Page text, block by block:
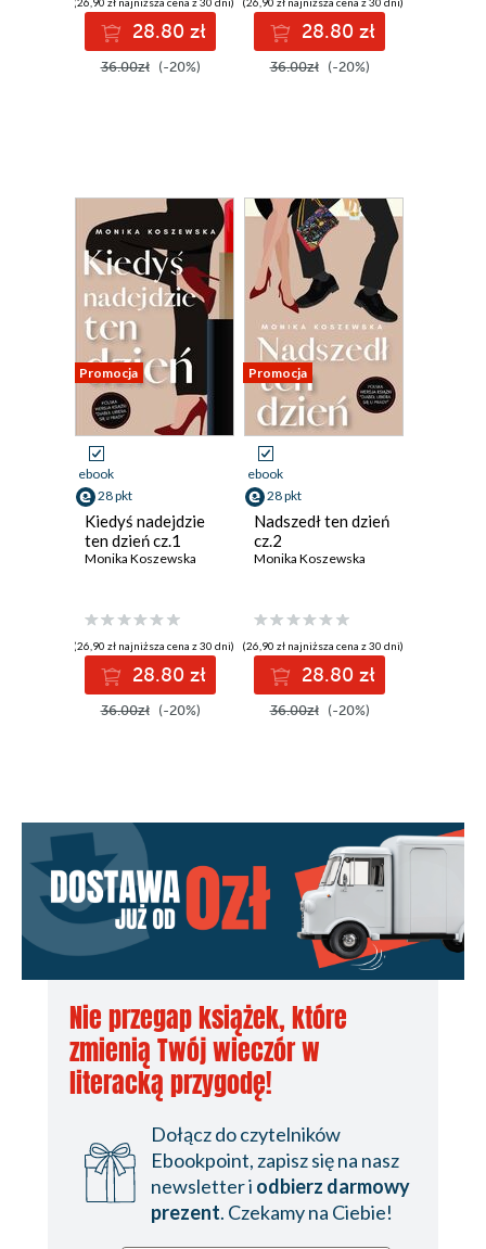
(26,90 zł najniższa cena z 30 dni)
28.80 zł
36.00zł (-20%)
(26,90 zł najniższa cena z 30 dni)
28.80 zł
36.00zł (-20%)
Promocja
ebook
28 pkt
Kiedyś nadejdzie
ten dzień cz.1
Monika Koszewska
(26,90 zł najniższa cena z 30 dni)
28.80 zł
36.00zł (-20%)
Promocja
ebook
28 pkt
Nadszedł ten dzień
cz.2
Monika Koszewska
(26,90 zł najniższa cena z 30 dni)
28.80 zł
36.00zł (-20%)
Nie przegap książek, które
zmienią Twój wieczór w
literacką przygodę!
Dołącz do czytelników
Ebookpoint, zapisz się na nasz
newsletter i odbierz darmowy
prezent. Czekamy na Ciebie!